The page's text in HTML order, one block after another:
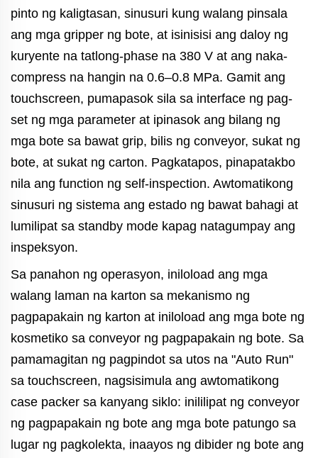
pinto ng kaligtasan, sinusuri kung walang pinsala
ang mga gripper ng bote, at isinisisi ang daloy ng
kuryente na tatlong-phase na 380 V at ang naka-
compress na hangin na 0.6–0.8 MPa. Gamit ang
touchscreen, pumapasok sila sa interface ng pag-
set ng mga parameter at ipinasok ang bilang ng
mga bote sa bawat grip, bilis ng conveyor, sukat ng
bote, at sukat ng carton. Pagkatapos, pinapatakbo
nila ang function ng self-inspection. Awtomatikong
sinusuri ng sistema ang estado ng bawat bahagi at
lumilipat sa standby mode kapag natagumpay ang
inspeksyon.
Sa panahon ng operasyon, iniloload ang mga
walang laman na karton sa mekanismo ng
pagpapakain ng karton at iniloload ang mga bote ng
kosmetiko sa conveyor ng pagpapakain ng bote. Sa
pamamagitan ng pagpindot sa utos na "Auto Run"
sa touchscreen, nagsisimula ang awtomatikong
case packer sa kanyang siklo: inililipat ng conveyor
ng pagpapakain ng bote ang mga bote patungo sa
lugar ng pagkolekta, inaayos ng dibider ng bote ang